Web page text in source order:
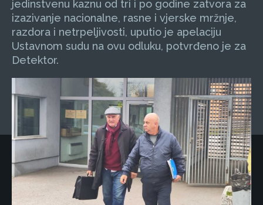
jedinstvenu kaznu od tri i po godine zatvora za
izazivanje nacionalne, rasne i vjerske mržnje,
razdora i netrpeljivosti, uputio je apelaciju
Ustavnom sudu na ovu odluku, potvrđeno je za
Detektor.